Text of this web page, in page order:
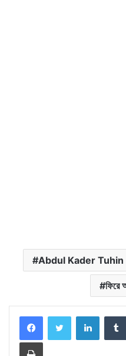
Abdul Kader Tuhin
ফিরে
Print